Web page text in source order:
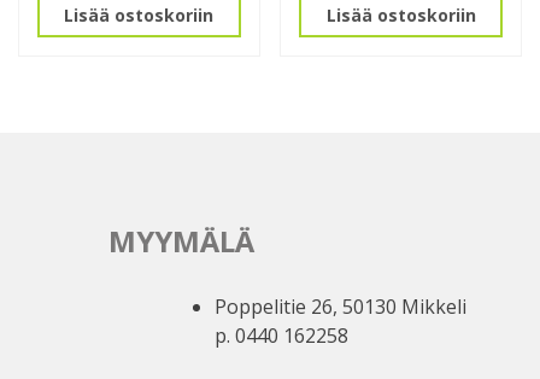
Lisää ostoskoriin Lisää ostoskoriin
MYYMÄLÄ
Poppelitie 26, 50130 Mikkeli
p. 0440 162258